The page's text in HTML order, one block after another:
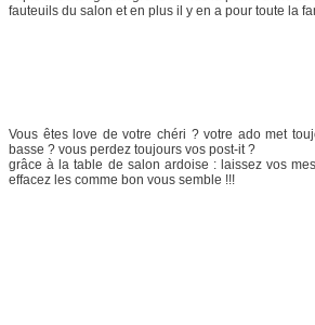
fauteuils du salon et en plus il y en a pour toute la
Vous êtes love de votre chéri ? votre ado met
basse ? vous perdez toujours vos post-it ?
grâce à la table de salon ardoise : laissez vos
effacez les comme bon vous semble !!!